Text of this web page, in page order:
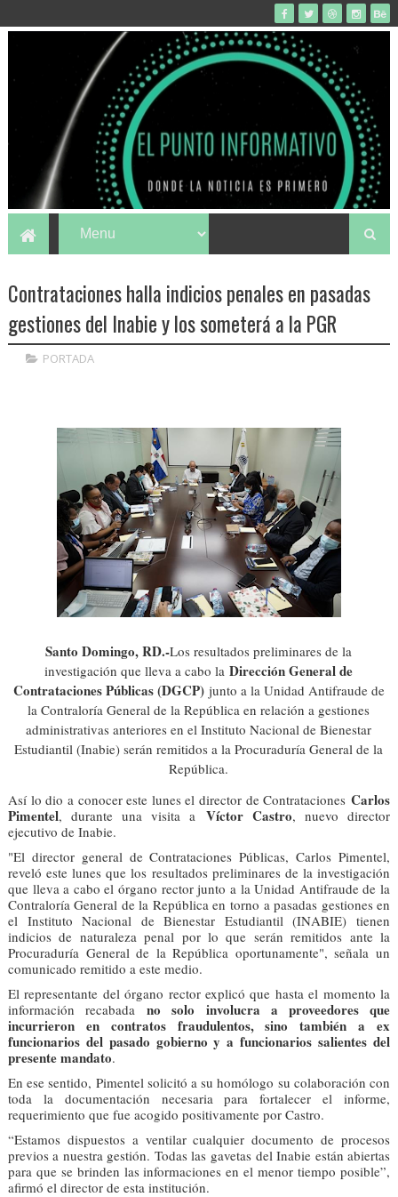
Contrataciones halla indicios penales en pasadas
gestiones del Inabie y los someterá a la PGR
PORTADA
Santo Domingo, RD.-Los resultados preliminares de la
investigación que lleva a cabo la Dirección General de
Contrataciones Públicas (DGCP) junto a la Unidad Antifraude de
la Contraloría General de la República en relación a gestiones
administrativas anteriores en el Instituto Nacional de Bienestar
Estudiantil (Inabie) serán remitidos a la Procuraduría General de la
República.
Así lo dio a conocer este lunes el director de ContratacionesCarlos
Pimentel, durante una visita a Víctor Castro, nuevo director
ejecutivo de Inabie.
"El director general de Contrataciones Públicas, Carlos Pimentel,
reveló este lunes que los resultados preliminares de la investigación
que lleva a cabo el órgano rector junto a la Unidad Antifraude de la
Contraloría General de la República en torno a pasadas gestiones en
el Instituto Nacional de Bienestar Estudiantil (INABIE) tienen
indicios de naturaleza penal por lo que serán remitidos ante la
Procuraduría General de la República oportunamente", señala un
comunicado remitido a este medio.
El representante del órgano rector explicó que hasta el momento la
información recabadano solo involucra a proveedores que
incurrieron en contratos fraudulentos, sino también a ex
funcionarios del pasado gobierno y a funcionarios salientes del
presente mandato.
En ese sentido, Pimentel solicitó a su homólogo su colaboración con
toda la documentación necesaria para fortalecer el informe,
requerimiento que fue acogido positivamente por Castro.
“Estamos dispuestos a ventilar cualquier documento de procesos
previos a nuestra gestión. Todas las gavetas del Inabie están abiertas
para que se brinden las informaciones en el menor tiempo posible”,
afirmó el director de esta institución.